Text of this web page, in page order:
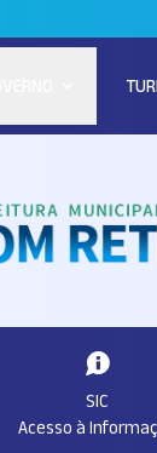
SIC
Acesso à